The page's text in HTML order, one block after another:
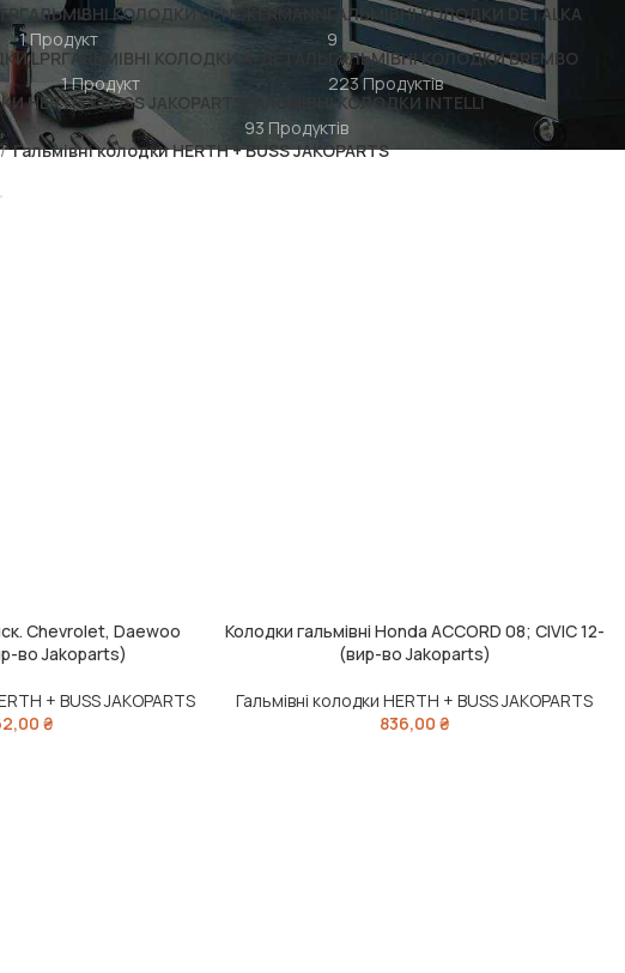
ГАЛЬМІВНІ КОЛОДКИ DENCKERMANN
1 Продукт
ГАЛЬМІВНІ КОЛОДКИ DETALKA
9
LPRГАЛЬМІВНІ КОЛОДКИ А-ДЕТАЛЬ
1 Продукт
ГАЛЬМІВНІ КОЛОДКИ BREMBO
223 Продуктів
+ BUSS JAKOPARTS
ГАЛЬМІВНІ КОЛОДКИ INTELLI
93 Продуктів
Гальмівні колодки HERTH + BUSS JAKOPARTS
Chevrolet, Daewoo
во Jakoparts)
+ BUSS JAKOPARTS
₴
ДОДАТИ В КОШИК
Колодки гальмівні Honda ACCORD 08; CIVIC 12-
(вир-во Jakoparts)
Гальмівні колодки HERTH + BUSS JAKOPARTS
836,00 ₴